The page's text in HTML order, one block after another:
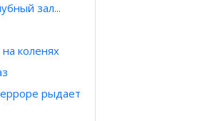
зал...
коленях
рыдает